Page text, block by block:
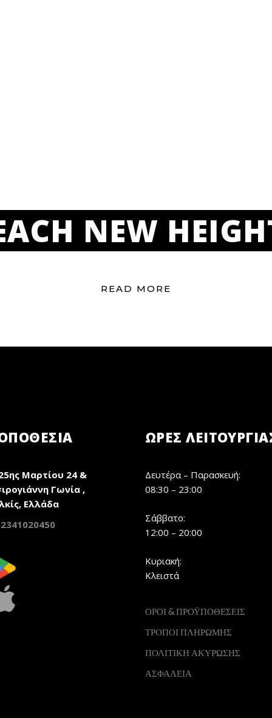
NEW
READ MORE
Μαρτίου 24 &
Γωνία ,
Ελλάδα
2341020450
ΏΡΕΣ
Δευτέρα – Παρασκευή:
08:30 – 23:00
Σάββατο:
12:00 – 20:00
Κυριακή:
Κλειστά
ΟΡΟΙ & ΠΡΟΫΠΟΘΕΣΕΙΣ
ΤΡΟΠΟΙ ΠΛΗΡΩΜΗΣ
ΠΟΛΙΤΙΚΗ ΑΚΥΡΩΣΗΣ
ΑΣΦΑΛΕΙΑ